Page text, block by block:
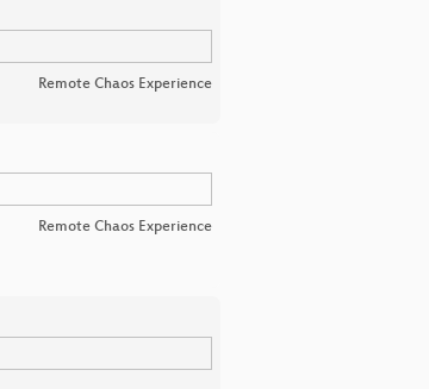
Remote Chaos Experience
Remote Chaos Experience